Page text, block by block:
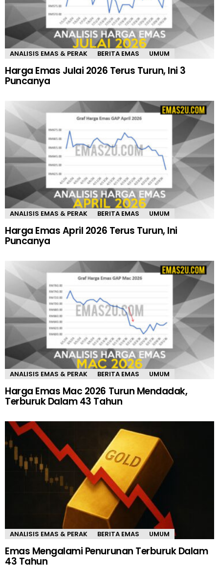
ANALISIS EMAS & PERAK BERITA EMAS UMUM
Harga Emas Julai 2026 Terus Turun, Ini 3
Puncanya
ANALISIS EMAS & PERAK BERITA EMAS UMUM
Harga Emas April 2026 Terus Turun, Ini
Puncanya
ANALISIS EMAS & PERAK BERITA EMAS UMUM
Harga Emas Mac 2026 Turun Mendadak,
Terburuk Dalam 43 Tahun
ANALISIS EMAS & PERAK BERITA EMAS UMUM
Emas Mengalami Penurunan Terburuk Dalam
43 Tahun